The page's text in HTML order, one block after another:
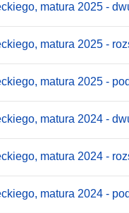
matura 2025 -
matura 2025 -
matura 2025 -
matura 2024 -
matura 2024 -
matura 2024 -